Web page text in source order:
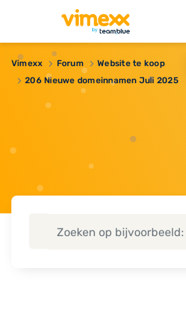
Vimexx Forum
Website te koop
206 Nieuwe domeinnamen Juli 2025